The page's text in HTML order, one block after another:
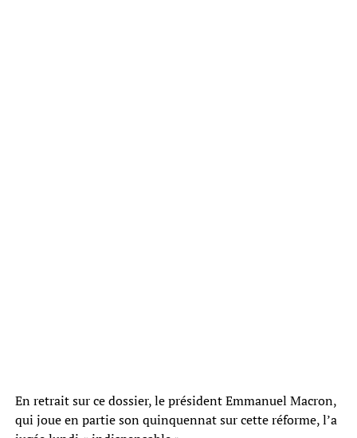
En retrait sur ce dossier, le président Emmanuel Macron,
qui joue en partie son quinquennat sur cette réforme, l’a